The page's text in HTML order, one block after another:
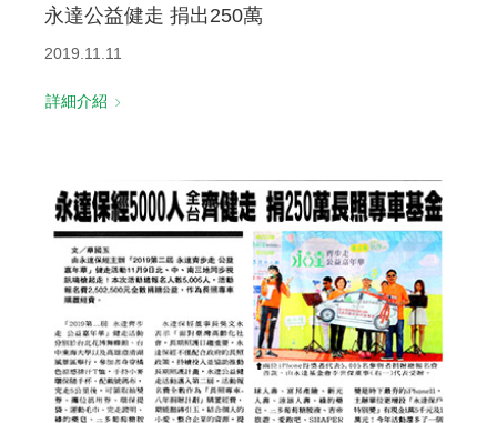
永達公益健走 捐出250萬
2019.11.11
詳細介紹